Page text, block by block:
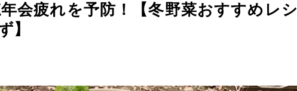
会疲れを予防！【冬野菜おすすめレシ
】